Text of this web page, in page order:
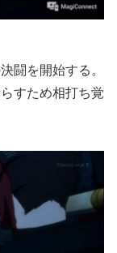
闘を開始する。
すため相打ち覚